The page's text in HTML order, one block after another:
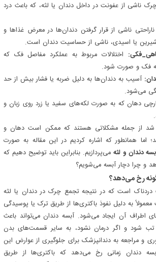
ناشی از عفونت در داخل دندان یا لثه، که باعث درد
ناراحتی ناشی از قرار گرفتن دندان‌ها در معرض غذاها و
یا اسیدی، ناشی از حساسیت دندان است.
اختلالات مربوط به عملکرد مفاصل فک که
فک و صورت شود.
آسیب به دندان‌ها به دلیل ضربه یا فشار بیش از حد
می‌شود.
دهان که به صورت لکه‌های سفید یا زرد روی زبان و
شد از جمله مشکلاتی هستند که ممکن است دهان و
اما همانطور که اشاره کردیم در این مقاله به صورت
دندان و لثهمی‌پردازیم. بنابراین باید توضیح دهیم که
و چرا دچار آبسه می‌شویم؟
رخ می‌دهد؟
است که در نتیجه تجمع چرک در دندان یا لثه
به دلیل نفوذ باکتری‌ها از طریق ترک یا پوسیدگی
اطراف آن ایجاد می‌شود. آبسه دندان می‌تواند باعث
شود و اگر درمان نشود، به سایر قسمت‌های بدن
و مراجعه به دندانپزشک برای جلوگیری از عوارض این
دندان زمانی رخ می‌دهد که باکتری‌ها از طریق